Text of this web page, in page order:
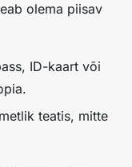
olema piisav
ID-kaart või
teatis, mitte